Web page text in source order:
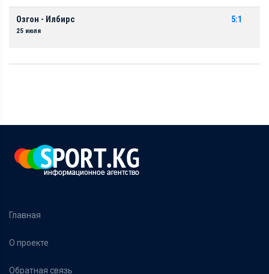
Озгон - Илбирс
25 июля
5:1
Главная
О проекте
Обратная связь